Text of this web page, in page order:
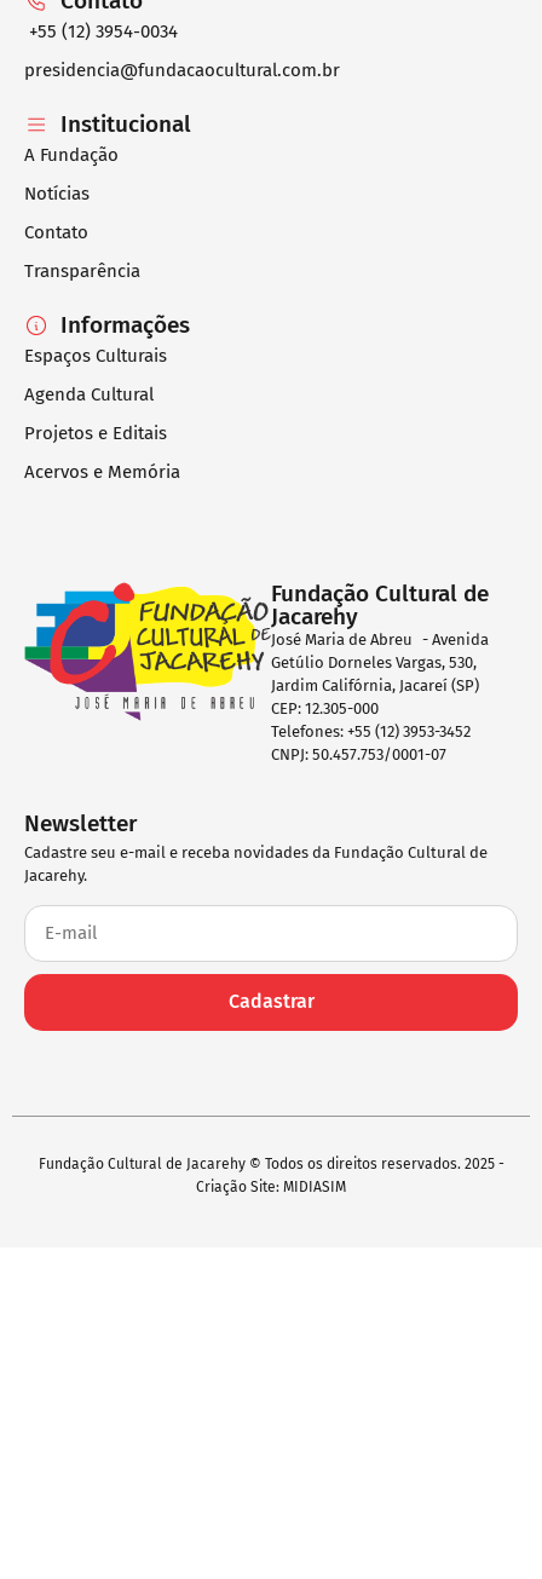
+55 (12) 3954-0034
presidencia@fundacaocultural.com.br
Institucional
A Fundação
Notícias
Contato
Transparência
Informações
Espaços Culturais
Agenda Cultural
Projetos e Editais
Acervos e Memória
Fundação Cultural de
Jacarehy
José Maria de Abreu - Avenida
Getúlio Dorneles Vargas, 530,
Jardim Califórnia, Jacareí (SP)
CEP: 12.305-000
Telefones: +55 (12) 3953-3452
CNPJ: 50.457.753/0001-07
Newsletter
Cadastre seu e-mail e receba novidades da Fundação Cultural de
Jacarehy.
Cadastrar
Fundação Cultural de Jacarehy © Todos os direitos reservados. 2025 -
Criação Site: MIDIASIM